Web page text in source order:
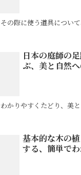
の際に使う道具につい
日本の庭師の
ぶ、美と自然
かりやすくたどり、美
基本的な木の
する、簡単で